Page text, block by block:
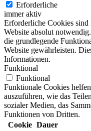
Erforderliche
immer aktiv
Erforderliche Cookies
Website absolut
die grundlegende
Website gewährleisten.
Informationen.
Funktional
Funktional
Funktionale Cookies
auszuführen, wie das
sozialer Medien, das
Funktionen von Dritten.
Cookie Dauer